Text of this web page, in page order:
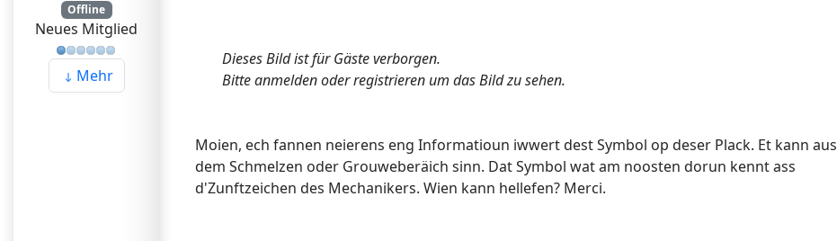
Offline
Neues Mitglied
Mehr
Dieses Bild ist für Gäste verborgen.
Bitte anmelden oder registrieren um das Bild zu sehen.
Moien, ech fannen neierens eng Informatioun iwwert dest Symbol op deser Plack. Et kann aus
dem Schmelzen oder Grouweberäich sinn. Dat Symbol wat am noosten dorun kennt ass
d'Zunftzeichen des Mechanikers. Wien kann hellefen? Merci.